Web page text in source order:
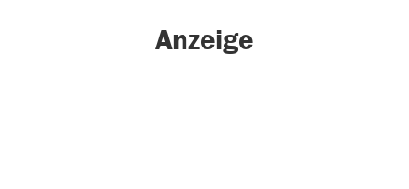
Anzeige